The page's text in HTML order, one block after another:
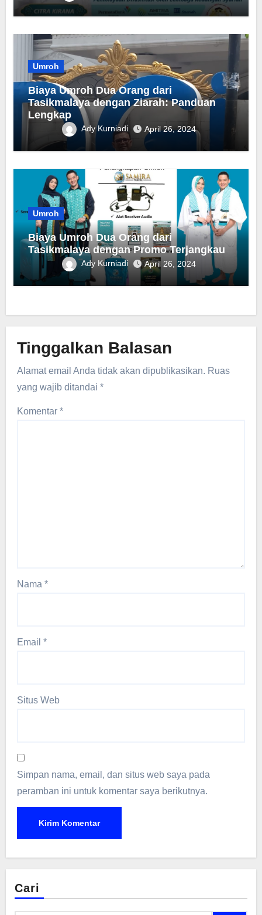
Umroh
Biaya Umroh Dua Orang dari
Tasikmalaya dengan Ziarah: Panduan
Lengkap
Ady Kurniadi April 26, 2024
Umroh
Biaya Umroh Dua Orang dari
Tasikmalaya dengan Promo Terjangkau
Ady Kurniadi April 26, 2024
Tinggalkan Balasan
Alamat email Anda tidak akan dipublikasikan. Ruas
yang wajib ditandai*
Komentar*
Nama*
Email*
Situs Web
Simpan nama, email, dan situs web saya pada
peramban ini untuk komentar saya berikutnya.
Cari